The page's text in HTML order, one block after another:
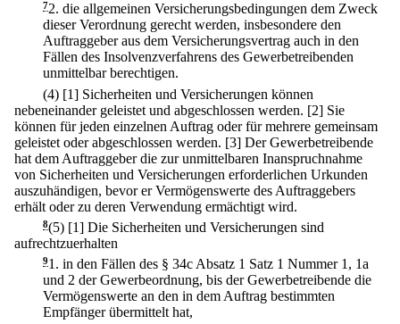
72. die allgemeinen Versicherungsbedingungen dem Zweck
dieser Verordnung gerecht werden, insbesondere den
Auftraggeber aus dem Versicherungsvertrag auch in den
Fällen des Insolvenzverfahrens des Gewerbetreibenden
unmittelbar berechtigen.
(4) [1] Sicherheiten und Versicherungen können
nebeneinander geleistet und abgeschlossen werden. [2] Sie
können für jeden einzelnen Auftrag oder für mehrere gemeinsam
geleistet oder abgeschlossen werden. [3] Der Gewerbetreibende
hat dem Auftraggeber die zur unmittelbaren Inanspruchnahme
von Sicherheiten und Versicherungen erforderlichen Urkunden
auszuhändigen, bevor er Vermögenswerte des Auftraggebers
erhält oder zu deren Verwendung ermächtigt wird.
8(5) [1] Die Sicherheiten und Versicherungen sind
aufrechtzuerhalten
91. in den Fällen des § 34c Absatz 1 Satz 1 Nummer 1, 1a
und 2 der Gewerbeordnung, bis der Gewerbetreibende die
Vermögenswerte an den in dem Auftrag bestimmten
Empfänger übermittelt hat,